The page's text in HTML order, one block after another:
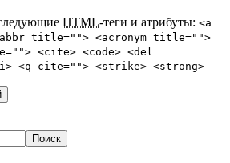
HTML-теги и атрибуты: <a
title=""> <acronym title="">
<cite> <code> <del
<q cite=""> <strike> <strong>